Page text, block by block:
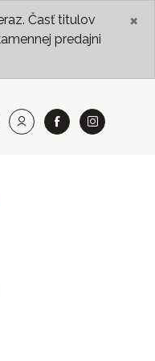
Časť titulov
predajni
×